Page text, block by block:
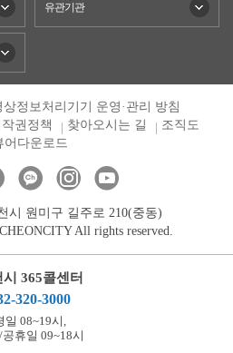
유관기관
상정보처리기기 운영·관리 방침
작권정책 찾아오시는 길
조직도
어다운로드
시 원미구 길주로 210(중동)
All rights reserved.
시 365콜센터
320-3000
일 08~19시,
휴일 09~18시